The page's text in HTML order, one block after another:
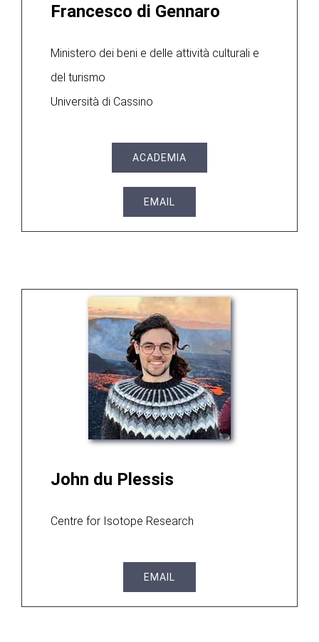
Francesco di Gennaro
Ministero dei beni e delle attività culturali e
del turismo
Università di Cassino
ACADEMIA
EMAIL
John du Plessis
Centre for Isotope Research
EMAIL